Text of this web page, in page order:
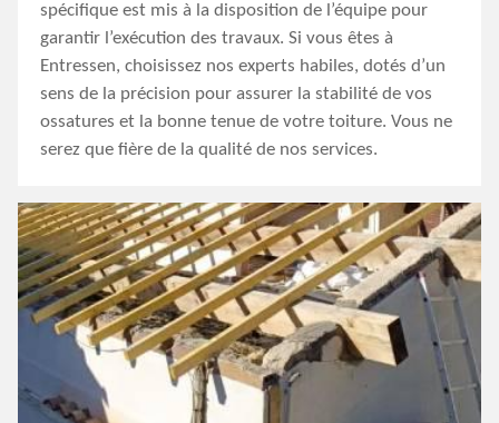
spécifique est mis à la disposition de l’équipe pour
garantir l’exécution des travaux. Si vous êtes à
Entressen, choisissez nos experts habiles, dotés d’un
sens de la précision pour assurer la stabilité de vos
ossatures et la bonne tenue de votre toiture. Vous ne
serez que fière de la qualité de nos services.